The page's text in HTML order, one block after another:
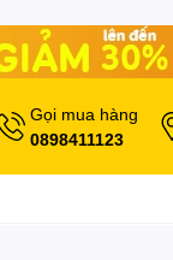
Gọi mua hàng
0898411123